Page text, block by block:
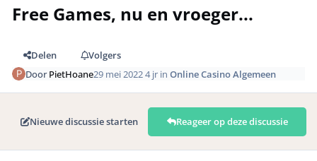
Free Games, nu en vroeger...
Delen
Volgers
DoorPietHoane29 mei 20224 jr inOnline Casino Algemeen
Nieuwe discussie starten Reageer op deze discussie